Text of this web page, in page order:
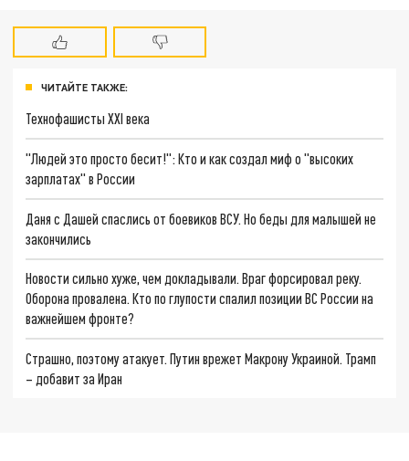
ЧИТАЙТЕ ТАКЖЕ:
Технофашисты XXI века
"Людей это просто бесит!": Кто и как создал миф о "высоких
зарплатах" в России
Даня с Дашей спаслись от боевиков ВСУ. Но беды для малышей не
закончились
Новости сильно хуже, чем докладывали. Враг форсировал реку.
Оборона провалена. Кто по глупости спалил позиции ВС России на
важнейшем фронте?
Страшно, поэтому атакует. Путин врежет Макрону Украиной. Трамп
– добавит за Иран